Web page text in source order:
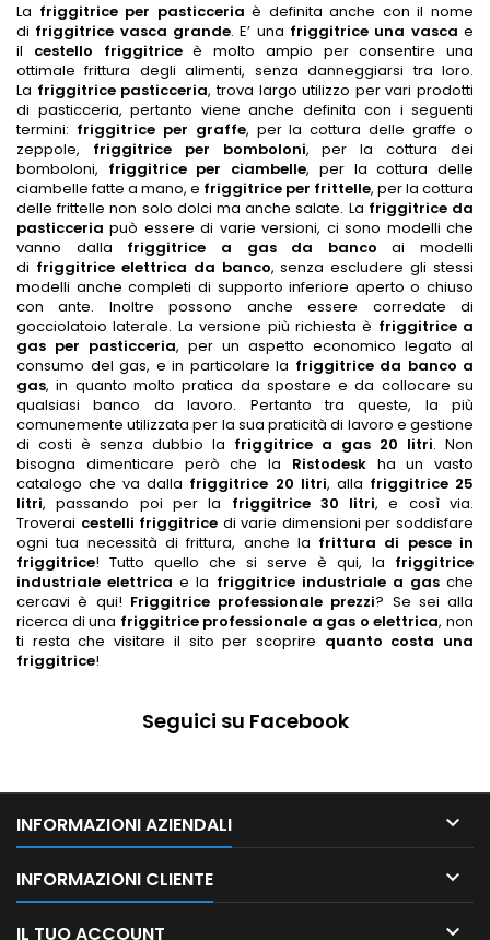
La friggitrice per pasticceria è definita anche con il nome
di friggitrice vasca grande. E’ una friggitrice una vasca e
il cestello friggitriceè molto ampio per consentire una
ottimale frittura degli alimenti, senza danneggiarsi tra loro.
La friggitrice pasticceria, trova largo utilizzo per vari prodotti
di pasticceria, pertanto viene anche definita con i seguenti
termini: friggitrice per graffe, per la cottura delle graffe o
zeppole, friggitrice per bomboloni, per la cottura dei
bomboloni, friggitrice per ciambelle, per la cottura delle
ciambelle fatte a mano, e friggitrice per frittelle, per la cottura
delle frittelle non solo dolci ma anche salate. La friggitrice da
pasticceria può essere di varie versioni, ci sono modelli che
vanno dalla friggitrice a gas da banco ai modelli
di friggitrice elettrica da banco, senza escludere gli stessi
modelli anche completi di supporto inferiore aperto o chiuso
con ante. Inoltre possono anche essere corredate di
gocciolatoio laterale. La versione più richiesta è friggitrice a
gas per pasticceria, per un aspetto economico legato al
consumo del gas, e in particolare la friggitrice da banco a
gas, in quanto molto pratica da spostare e da collocare su
qualsiasi banco da lavoro. Pertanto tra queste, la più
comunemente utilizzata per la sua praticità di lavoro e gestione
di costi è senza dubbio la friggitrice a gas 20 litri. Non
bisogna dimenticare però che la Ristodeskha un vasto
catalogo che va dalla friggitrice 20 litri, alla friggitrice 25
litri, passando poi per la friggitrice 30 litri, e così via.
Troverai cestelli friggitrice di varie dimensioni per soddisfare
ogni tua necessità di frittura, anche la frittura di pesce in
friggitrice! Tutto quello che si serve è qui, la friggitrice
industriale elettrica e la friggitrice industriale a gasche
cercavi è qui! Friggitrice professionale prezzi? Se sei alla
ricerca di una friggitrice professionale a gas o elettrica, non
ti resta che visitare il sito per scoprire quanto costa una
friggitrice!
Seguici su Facebook
INFORMAZIONI AZIENDALI 
INFORMAZIONI CLIENTE 
IL TUO ACCOUNT 